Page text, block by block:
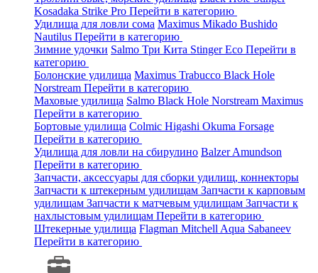
Kosadaka Strike Pro Перейти в категорию
Удилища для ловли сома Maximus Mikado Bushido
Nautilus Перейти в категорию
Зимние удочки Salmo Три Кита StingerEco Перейти в
категорию
Болонские удилища Maximus Trabucco Black Hole
Norstream Перейти в категорию
Маховые удилища Salmo Black Hole Norstream Maximus
Перейти в категорию
Бортовые удилища Colmic Higashi Okuma Forsage
Перейти в категорию
Удилища для ловли на сбирулино BalzerAmundson
Перейти в категорию
Запчасти, аксессуары для сборки удилищ, коннекторы
Запчасти к штекерным удилищам Запчасти к карповым
удилищам Запчасти к матчевым удилищам Запчасти к
нахлыстовым удилищам Перейти в категорию
Штекерные удилища Flagman Mitchell Aqua Sabaneev
Перейти в категорию